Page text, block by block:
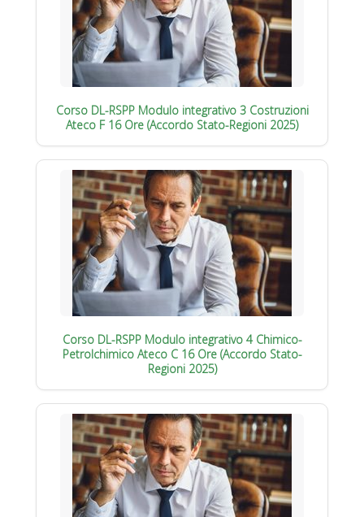
Corso DL-RSPP Modulo integrativo 3 Costruzioni
Ateco F 16 Ore (Accordo Stato-Regioni 2025)
Corso DL-RSPP Modulo integrativo 4 Chimico-
Petrolchimico Ateco C 16 Ore (Accordo Stato-
Regioni 2025)